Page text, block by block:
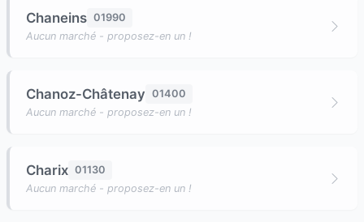
Chaneins 01990
Aucun marché - proposez-en un !
Chanoz-Châtenay 01400
Aucun marché - proposez-en un !
Charix 01130
Aucun marché - proposez-en un !